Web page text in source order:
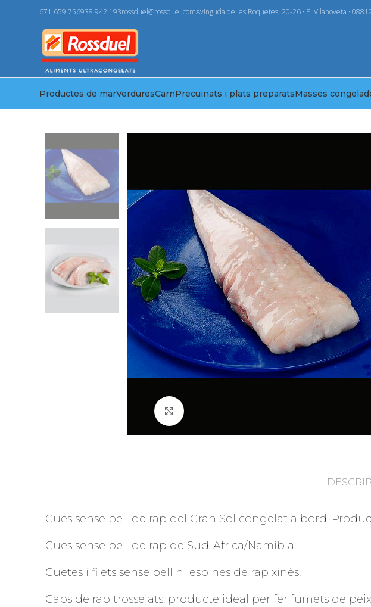
671 659 756938 942 193rossduel@rossduel.comAvinguda de les Roquetes, 20-26 · PI Vilanoveta ·
Productes de marVerduresCarnPrecuinats i plats preparatsMasses
Feu clic per ampliar
Cues sense pell de rap del Gran Sol congelat a bord.
Cues sense pell de rap de Sud-Àfrica/Namíbia.
Cuetes i filets sense pell ni espines de rap xinès.
Caps de rap trossejats: producte ideal per fer fumets de